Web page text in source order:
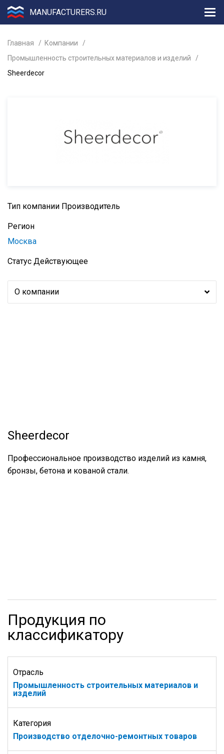
MANUFACTURERS.RU
Главная
Компании
Промышленность строительных материалов и изделий
Sheerdecor
Тип компании Производитель
Регион
Москва
Статус Действующее
О компании
Sheerdecor
Профессиональное производство изделий из камня,
бронзы, бетона и кованой стали.
Продукция по
классификатору
Отрасль
Промышленность строительных материалов и
изделий
Категория
Производство отделочно-ремонтных товаров